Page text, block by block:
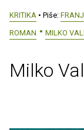
KRITIKA • Piše:
ROMAN
MILKO
Milko